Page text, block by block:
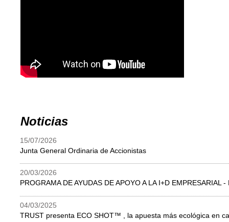
Noticias
15/07/2026
Junta General Ordinaria de Accionistas
20/03/2026
PROGRAMA DE AYUDAS DE APOYO A LA I+D EMPRESARIAL -
04/03/2025
TRUST presenta ECO SHOT™ , la apuesta más ecológica en